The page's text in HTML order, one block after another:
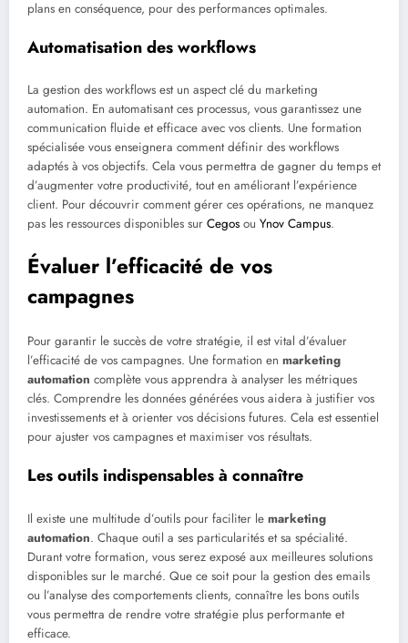
plans en conséquence, pour des performances optimales.
Automatisation des workflows
La gestion des workflows est un aspect clé du marketing
automation. En automatisant ces processus, vous garantissez une
communication fluide et efficace avec vos clients. Une formation
spécialisée vous enseignera comment définir des workflows
adaptés à vos objectifs. Cela vous permettra de gagner du temps et
d’augmenter votre productivité, tout en améliorant l’expérience
client. Pour découvrir comment gérer ces opérations, ne manquez
pas les ressources disponibles sur Cegos ou Ynov Campus.
Évaluer l’efficacité de vos
campagnes
Pour garantir le succès de votre stratégie, il est vital d’évaluer
l’efficacité de vos campagnes. Une formation en marketing
automation complète vous apprendra à analyser les métriques
clés. Comprendre les données générées vous aidera à justifier vos
investissements et à orienter vos décisions futures. Cela est essentiel
pour ajuster vos campagnes et maximiser vos résultats.
Les outils indispensables à connaître
Il existe une multitude d’outils pour faciliter le marketing
automation. Chaque outil a ses particularités et sa spécialité.
Durant votre formation, vous serez exposé aux meilleures solutions
disponibles sur le marché. Que ce soit pour la gestion des emails
ou l’analyse des comportements clients, connaître les bons outils
vous permettra de rendre votre stratégie plus performante et
efficace.